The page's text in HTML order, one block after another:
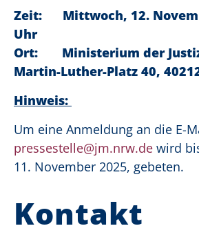
Zeit:
Mittwoch, 12.
Uhr
Ort: Ministerium der
Martin-Luther-Platz 40,
Hinweis:
Um eine Anmeldung an die E-
pressestelle@jm.nrw.de wird
11. November 2025, gebeten.
Kontakt